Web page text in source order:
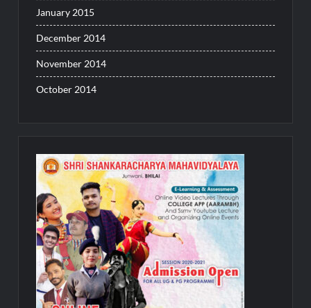
January 2015
December 2014
November 2014
October 2014